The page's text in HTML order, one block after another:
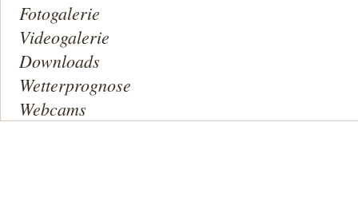
Fotogalerie
Videogalerie
Downloads
Wetterprognose
Webcams